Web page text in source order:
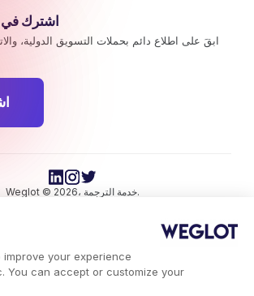
improve your experience
You can accept or customize your
اشترك في
ابقَ على اطلاع دائم بحملات التسويق الدولية،
Weglot © 2026، خدمة الترجمة.